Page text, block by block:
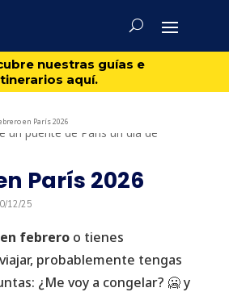
nuestras guías e
aquí.
en París 2026
París 2026
12/25
febreroo tienes
probablemente tengas
¿Me voy a congelar? 🥶 y